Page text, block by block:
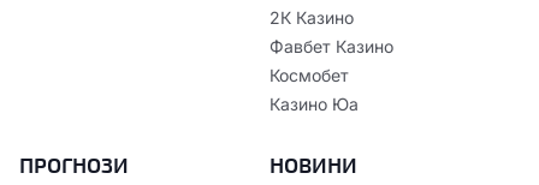
2К Казино
Фавбет Казино
Космобет
Казино Юа
ПРОГНОЗИ НОВИНИ